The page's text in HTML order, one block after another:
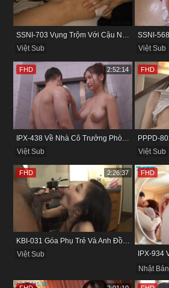
SSNI-703 Vụng Trộm Với Cậu Nhân Viên Ngay Bên Cạnh Chồng
Việt Sub
Việt Sub
Việt Sub
FHD 2:52:14
Việt Sub
FHD
KBI-031 Góa Phụ Trẻ Và Anh Đồng Nghiệp Cũ
Việt Sub
FHD 2:26:37
Nhật Bản
FHD